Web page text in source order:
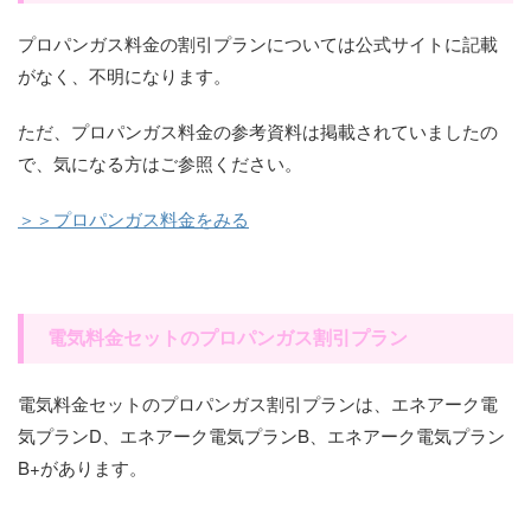
プロパンガス料金の割引プランについては公式サイトに記載
がなく、不明になります。
ただ、プロパンガス料金の参考資料は掲載されていましたの
で、気になる方はご参照ください。
＞＞プロパンガス料金をみる
電気料金セットのプロパンガス割引プラン
電気料金セットのプロパンガス割引プランは、エネアーク電
気プランD、エネアーク電気プランB、エネアーク電気プラン
B+があります。